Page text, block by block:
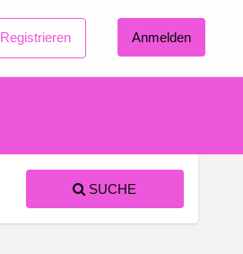
Registrieren Anmelden
SUCHE